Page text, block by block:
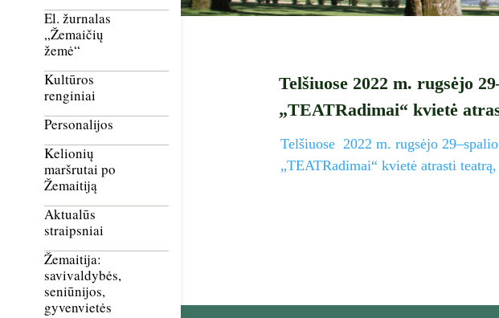
El. žurnalas
„Žemaičių
žemė“
Kultūros
renginiai
Personalijos
Kelionių
maršrutai po
Žemaitiją
Aktualūs
straipsniai
Žemaitija:
savivaldybės,
seniūnijos,
gyvenvietės
Telšiuose 2022 m. rugsėjo
„TEATRadimai“ kvietė
Telšiuose 2022 m. rugsėjo
„TEATRadimai“ kvietė atrasti